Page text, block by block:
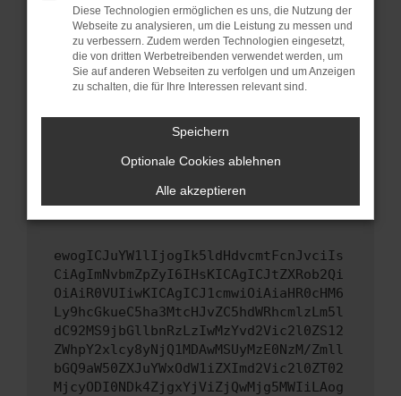
sind.
Veraltete Software birgt nicht nur ein
Sicherheitsrisiko, sondern kann auch dazu
führen, dass bestimmte Funktionen nicht mehr
unterstützt werden.
Wende dich an den Webseitenbetreiber.
Wenn du alle oben genannten Schritte versucht
hast, kontaktiere uns bitte. Wir werden
versuchen, das Problem zu beheben. Du kannst
uns diesen Text schicken, um uns bei der
ewogICJuYW1lIjogIk5ldHdvcmtFcnJvciIs
CiAgImNvbmZpZyI6IHsKICAgICJtZXRob2Qi
OiAiR0VUIiwKICAgICJ1cmwiOiAiaHR0cHM6
Ly9hcGkueC5ha3MtcHJvZC5hdWRhcmlzLm5l
dC92MS9jbGllbnRzLzIwMzYvd2Vic2l0ZS12
ZWhpY2xlcy8yNjQ1MDAwMSUyMzE0NzM/Zmll
bGQ9aW50ZXJuYWxOdW1iZXImd2Vic2l0ZT02
MjcyODI0NDk4ZjgxYjViZjQwMjg5MWIiLAog
Diese Technologien ermöglichen es uns, die Nutzung der
Webseite zu analysieren, um die Leistung zu messen und
zu verbessern. Zudem werden Technologien eingesetzt,
die von dritten Werbetreibenden verwendet werden, um
Sie auf anderen Webseiten zu verfolgen und um Anzeigen
zu schalten, die für Ihre Interessen relevant sind.
Speichern
Optionale Cookies ablehnen
Alle akzeptieren